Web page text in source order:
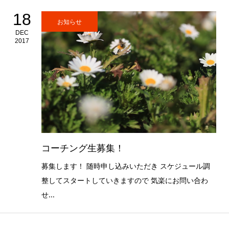
18
DEC
2017
お知らせ
コーチング生募集！
募集します！ 随時申し込みいただき スケジュール調
整してスタートしていきますので 気楽にお問い合わ
せ...